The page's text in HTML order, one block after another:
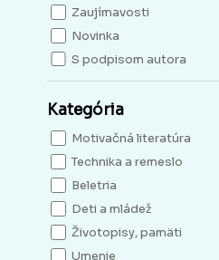
Zaujímavosti
Novinka
S podpisom autora
Kategória
Motivačná literatúra
Technika a remeslo
Beletria
Deti a mládež
Životopisy, pamäti
Umenie